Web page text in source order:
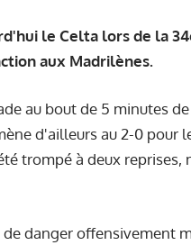
le Celta lors de la
aux Madrilènes.
au bout de 5 minutes
d'ailleurs au 2-0 pour
trompé à deux reprises,
danger offensivement